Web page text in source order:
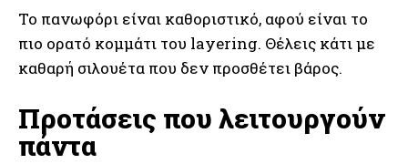
Το πανωφόρι είναι καθοριστικό, αφού είναι το
πιο ορατό κομμάτι του layering. Θέλεις κάτι με
καθαρή σιλουέτα που δεν προσθέτει βάρος.
Προτάσεις που λειτουργούν
πάντα